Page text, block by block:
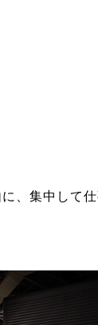
、集中して